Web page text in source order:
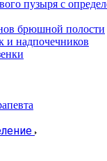
пузыря с
брюшной полости
и надпочечников